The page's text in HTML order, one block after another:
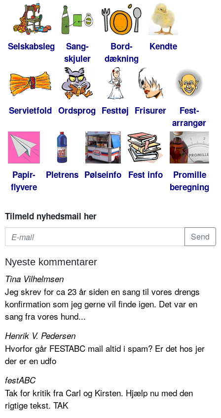
Selskabsleg
Sang-
skjuler
Bord-
dækning
Kendte
Servietfold Ordsprog Festtøj Frisurer
Fest-
arrangør
Papir-
flyvere
Pletrens Pølseinfo Fest info
Promille
beregning
Tilmeld nyhedsmail her
Nyeste kommentarer
Tina Vilhelmsen
Jeg skrev for ca 23 år siden en sang til vores drengs
konfirmation som jeg gerne vil finde igen. Det var en
sang fra vores hund...
Henrik V. Pedersen
Hvorfor går FESTABC mail altid i spam? Er det hos jer
der er en udfo
festABC
Tak for kritik fra Carl og Kirsten. Hjælp nu med den
rigtige tekst. TAK